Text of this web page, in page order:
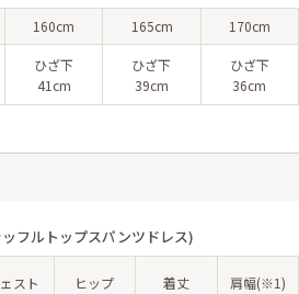
160cm 165cm 170cm
ひざ下
41cm
ひざ下
39cm
ひざ下
36cm
フルトップスパンツドレス)
スト ヒップ 着丈 肩幅(※1)